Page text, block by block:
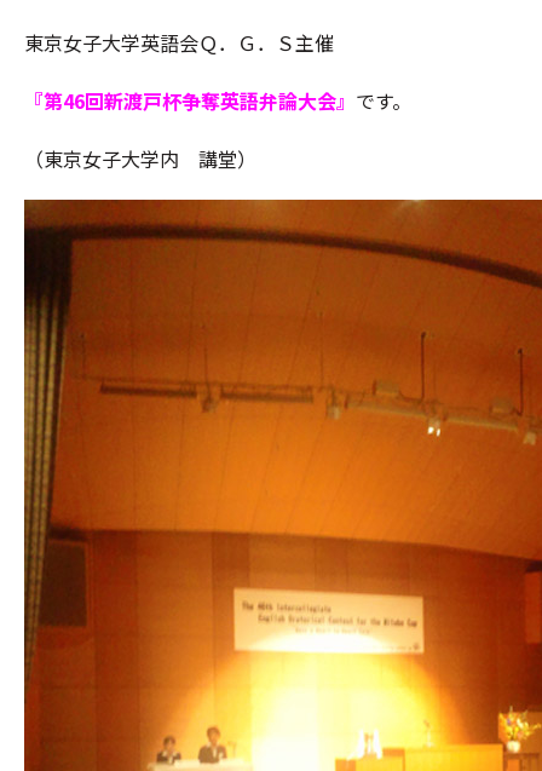
東京女子大学英語会Ｑ．Ｇ．Ｓ主催
『第46回新渡戸杯争奪英語弁論大会』 です。
（東京女子大学内 講堂）